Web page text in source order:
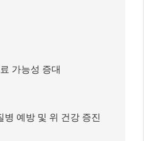
가능성 증대
예방 및 위 건강 증진